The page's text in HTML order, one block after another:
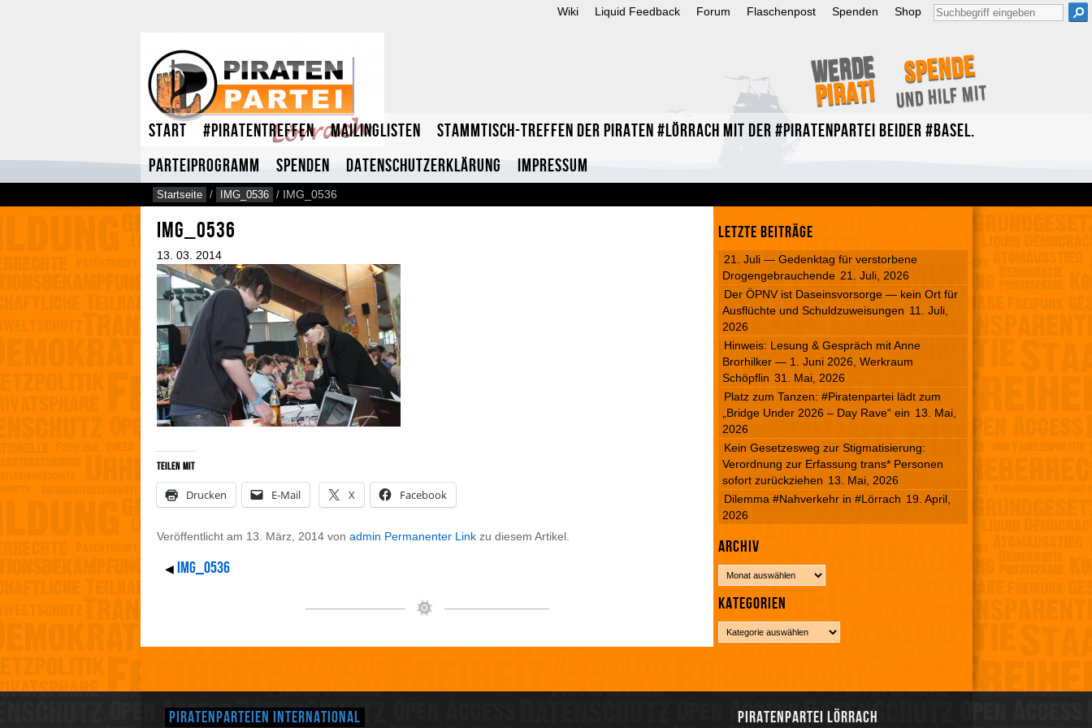
Wiki Liquid Feedback Forum Flaschenpost Spenden Shop
Suche
nach:
Start #Piratentreffen Mailinglisten
Stammtisch-Treffen der Piraten #Lörrach mit der #Piratenpartei beider #Basel.
Parteiprogramm
Spenden Datenschutzerklärung Impressum
Werde
Pirat!
Spende
und hilf mit
Startseite / IMG_0536 / IMG_0536
IMG_0536
13. 03. 2014
Teilen mit
Drucken E-Mail X Facebook
Veröffentlicht am 13. März, 2014 von admin Permanenter Link zu diesem Artikel.
◀ IMG_0536
Letzte Beiträge
21. Juli — Gedenktag für verstorbene
Drogengebrauchende 21. Juli, 2026
Der ÖPNV ist Daseinsvorsorge — kein Ort für
Ausflüchte und Schuldzuweisungen 11. Juli,
2026
Hinweis: Lesung & Gespräch mit Anne
Brorhilker — 1. Juni 2026, Werkraum
Schöpflin 31. Mai, 2026
Platz zum Tanzen: #Piratenpartei lädt zum
„Bridge Under 2026 – Day Rave“ ein 13. Mai,
2026
Kein Gesetzesweg zur Stigmatisierung:
Verordnung zur Erfassung trans* Personen
sofort zurückziehen 13. Mai, 2026
Dilemma #Nahverkehr in #Lörrach 19. April,
2026
Archiv
r
c
Kategorien
a
g
Piratenparteien International Piratenpartei Lörrach